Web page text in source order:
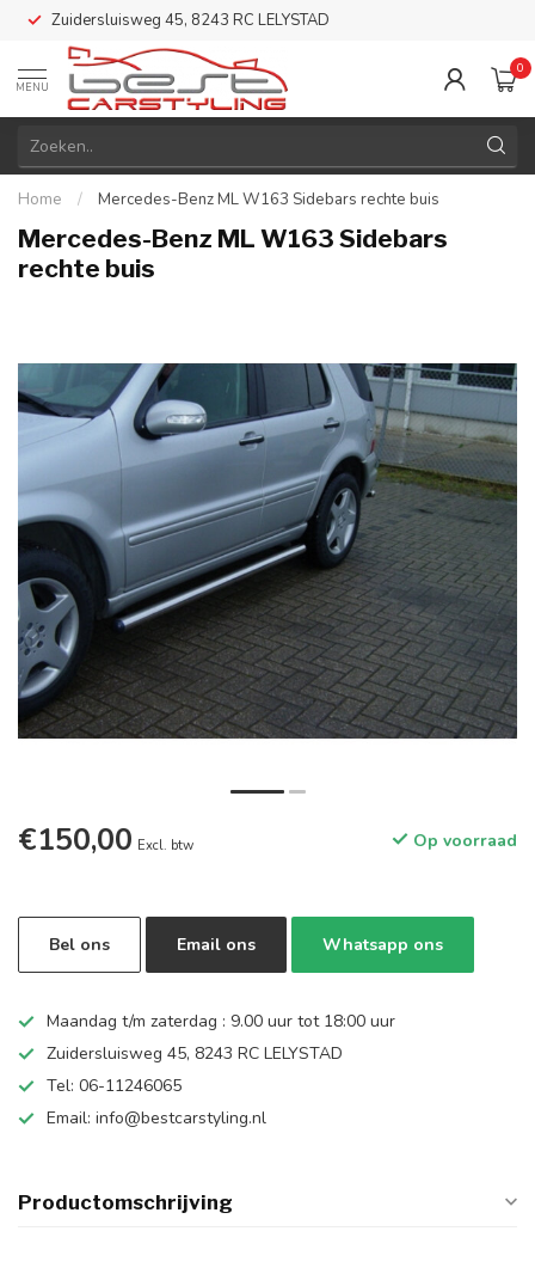
Zuidersluisweg 45, 8243 RC LELYSTAD
MENU
0
Home / Mercedes-Benz ML W163 Sidebars rechte buis
Mercedes-Benz ML W163 Sidebars
rechte buis
€150,00 Excl. btw Op voorraad
Bel ons Email ons Whatsapp ons
Maandag t/m zaterdag : 9.00 uur tot 18:00 uur
Zuidersluisweg 45, 8243 RC LELYSTAD
Tel: 06-11246065
Email: info@bestcarstyling.nl
Productomschrijving